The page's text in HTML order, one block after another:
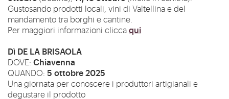
Gustosando prodotti locali, vini di Valtellina e del
mandamento tra borghi e cantine.
Per maggiori informazioni cliccaqui
Dì DE LA BRISAOLA
DOVE: Chiavenna
QUANDO: 5 ottobre 2025
Una giornata per conoscere i produttori artigianali e
degustare il prodotto